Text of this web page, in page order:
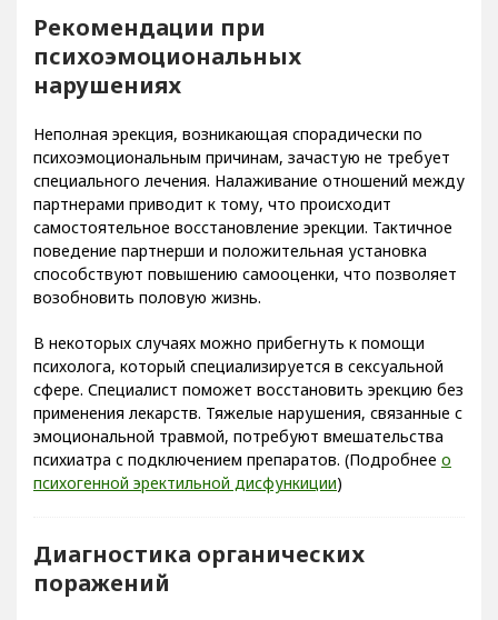
Рекомендации при
психоэмоциональных
нарушениях
Неполная эрекция, возникающая спорадически по
психоэмоциональным причинам, зачастую не требует
специального лечения. Налаживание отношений между
партнерами приводит к тому, что происходит
самостоятельное восстановление эрекции. Тактичное
поведение партнерши и положительная установка
способствуют повышению самооценки, что позволяет
возобновить половую жизнь.
В некоторых случаях можно прибегнуть к помощи
психолога, который специализируется в сексуальной
сфере. Специалист поможет восстановить эрекцию без
применения лекарств. Тяжелые нарушения, связанные с
эмоциональной травмой, потребуют вмешательства
психиатра с подключением препаратов. (Подробнее о
психогенной эректильной дисфункиции)
Диагностика органических
поражений